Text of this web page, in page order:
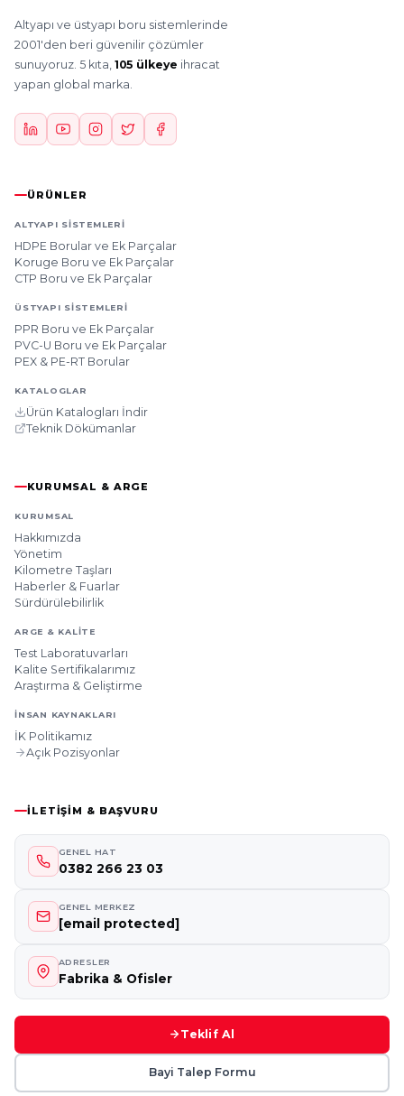
Altyapı ve üstyapı boru sistemlerinde
2001'den beri güvenilir çözümler
sunuyoruz. 5 kıta, 105 ülkeye ihracat
yapan global marka.
ÜRÜNLER
ALTYAPI SISTEMLERI
HDPE Borular ve Ek Parçalar
Koruge Boru ve Ek Parçalar
CTP Boru ve Ek Parçalar
ÜSTYAPI SISTEMLERI
PPR Boru ve Ek Parçalar
PVC-U Boru ve Ek Parçalar
PEX & PE-RT Borular
KATALOGLAR
Ürün Katalogları İndir
Teknik Dökümanlar
KURUMSAL & ARGE
KURUMSAL
Hakkımızda
Yönetim
Kilometre Taşları
Haberler & Fuarlar
Sürdürülebilirlik
ARGE & KALITE
Test Laboratuvarları
Kalite Sertifikalarımız
Araştırma & Geliştirme
İNSAN KAYNAKLARI
İK Politikamız
Açık Pozisyonlar
İLETIŞIM & BAŞVURU
GENEL HAT
0382 266 23 03
GENEL MERKEZ
[email protected]
ADRESLER
Fabrika & Ofisler
Teklif Al
Bayi Talep Formu